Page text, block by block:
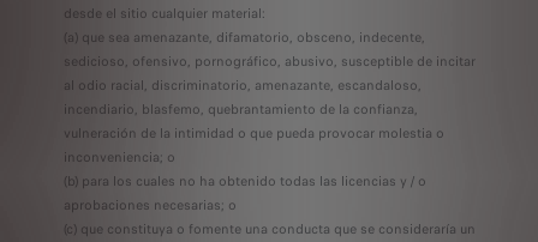
desde el sitio cualquier material:
(a) que sea amenazante, difamatorio, obsceno, indecente,
sedicioso, ofensivo, pornográfico, abusivo, susceptible de incitar
al odio racial, discriminatorio, amenazante, escandaloso,
incendiario, blasfemo, quebrantamiento de la confianza,
vulneración de la intimidad o que pueda provocar molestia o
inconveniencia; o
(b) para los cuales no ha obtenido todas las licencias y / o
aprobaciones necesarias; o
(c) que constituya o fomente una conducta que se consideraría un